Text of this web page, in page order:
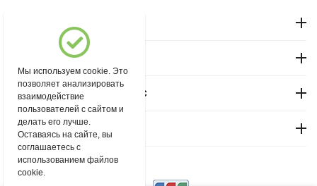
Магазин "Северный"
Покупательский сервис
Контакты
© 2004 - 2026 msever.ru.
Мы используем cookie. Это
позволяет анализировать
взаимодействие
пользователей с сайтом и
делать его лучше.
Оставаясь на сайте, вы
соглашаетесь с
использованием файлов
cookie.